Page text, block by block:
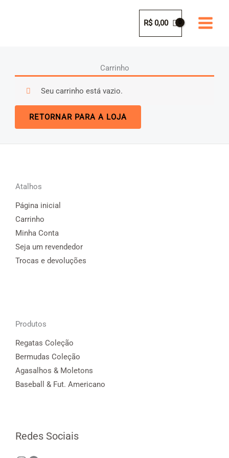
R$0,00
Carrinho
Seu carrinho está vazio.
RETORNAR PARA A LOJA
Atalhos
Página inicial
Carrinho
Minha Conta
Seja um revendedor
Trocas e devoluções
Produtos
Regatas Coleção
Bermudas Coleção
Agasalhos & Moletons
Baseball & Fut. Americano
Redes Sociais